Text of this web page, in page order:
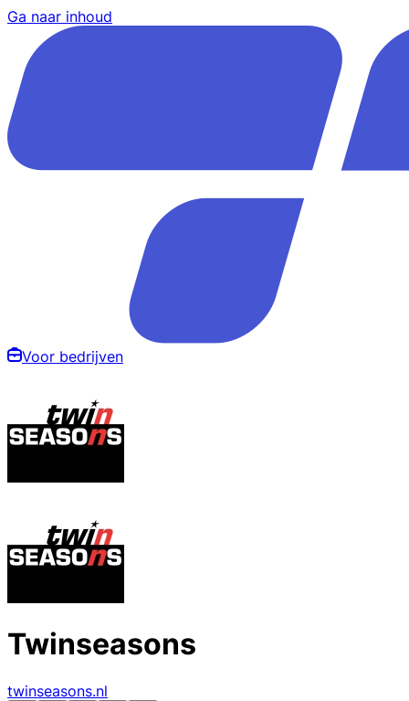
Ga naar inhoud
Voor bedrijven
Twinseasons
twinseasons.nl